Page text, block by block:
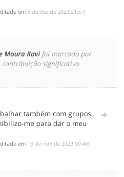
em ‎5 de dez de 2023 21:57)
Moura Kavi foi marcado por
contribuição significativa
também com grupos
me para dar o meu
em ‎13 de nov de 2023 00:40)